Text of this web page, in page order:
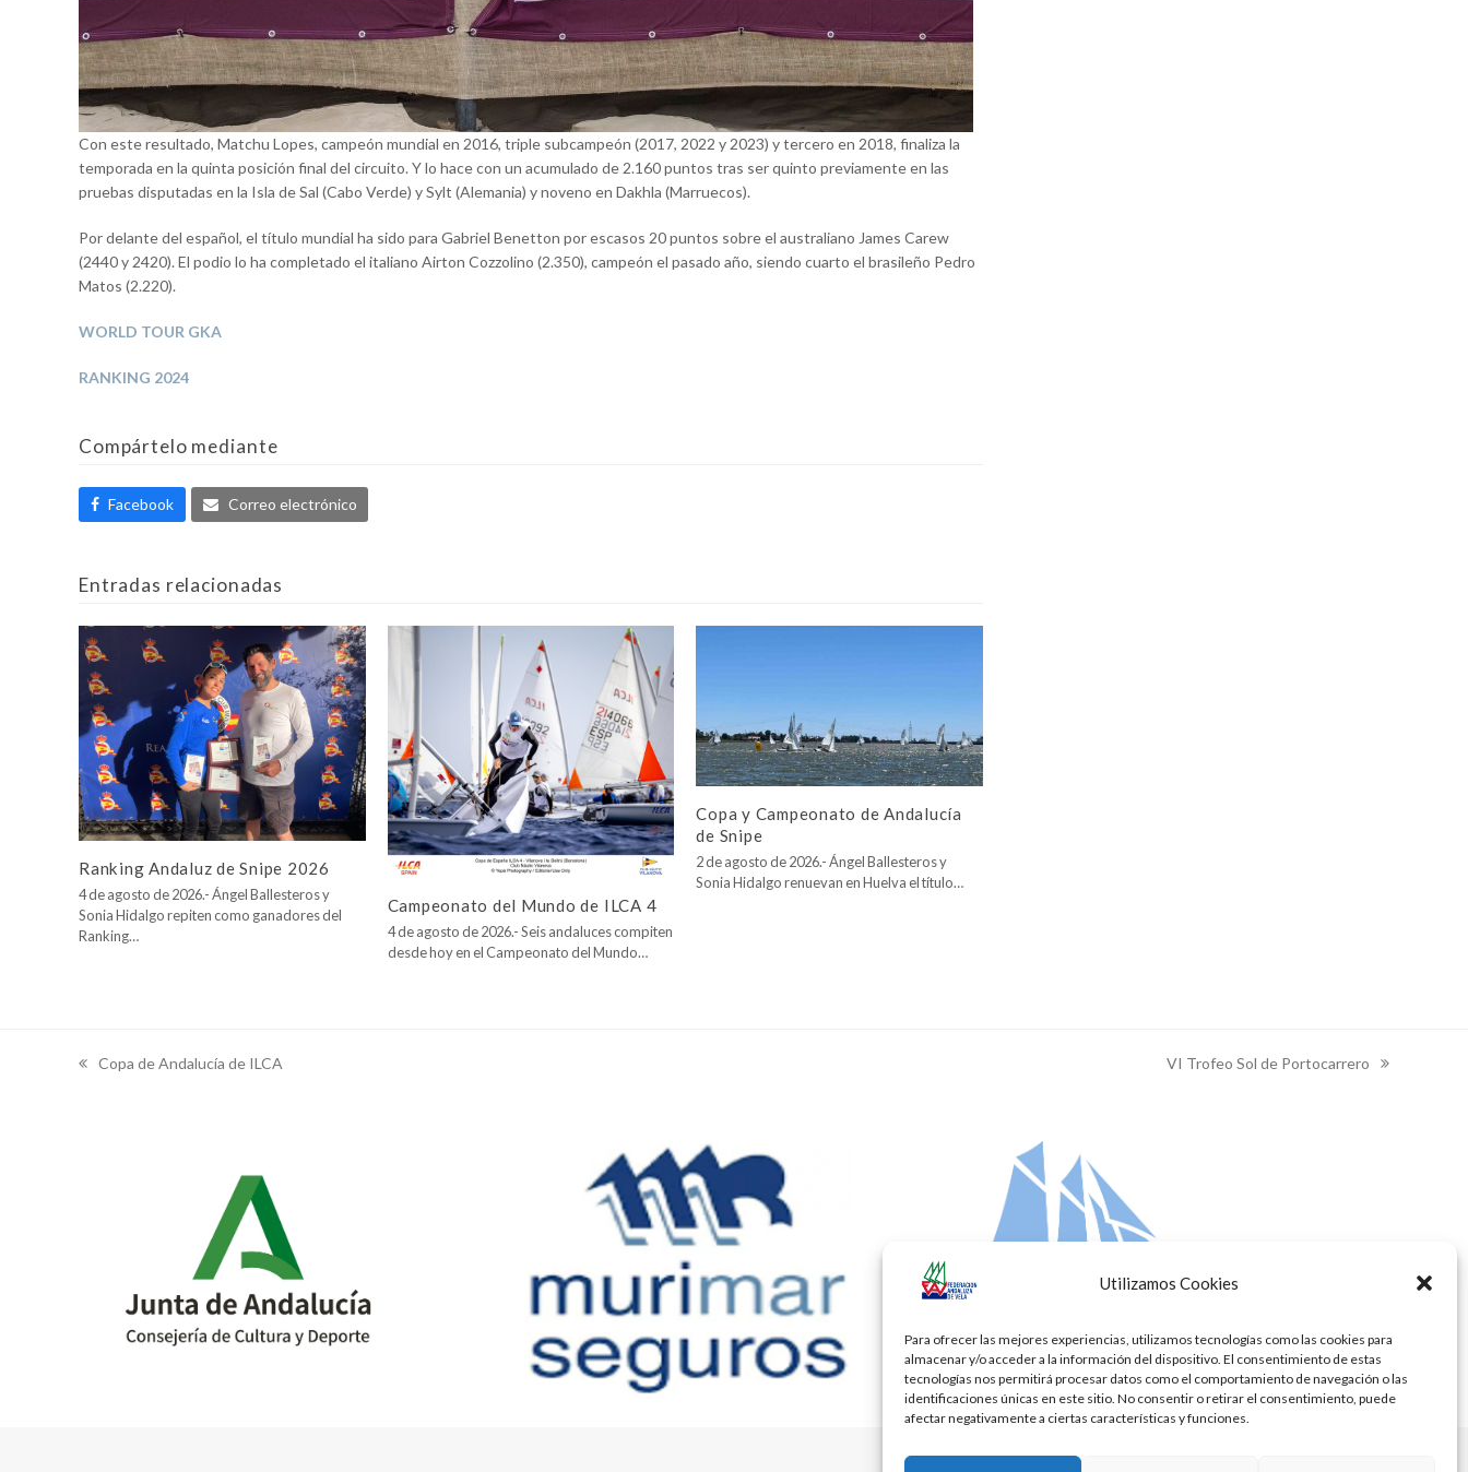
Utilizamos Cookies
Para ofrecer las mejores experiencias, utilizamos tecnologías como las cookies para
almacenar y/o acceder a la información del dispositivo. El consentimiento de estas
tecnologías nos permitirá procesar datos como el comportamiento de navegación o las
identificaciones únicas en este sitio. No consentir o retirar el consentimiento, puede
afectar negativamente a ciertas características y funciones.
Con este resultado, Matchu Lopes, campeón mundial en 2016, triple subcampeón (2017, 2022 y 2023) y tercero en 2018, finaliza la
temporada en la quinta posición final del circuito. Y lo hace con un acumulado de 2.160 puntos tras ser quinto previamente en las
pruebas disputadas en la Isla de Sal (Cabo Verde) y Sylt (Alemania) y noveno en Dakhla (Marruecos).
Por delante del español, el título mundial ha sido para Gabriel Benetton por escasos 20 puntos sobre el australiano James Carew
(2440 y 2420). El podio lo ha completado el italiano Airton Cozzolino (2.350), campeón el pasado año, siendo cuarto el brasileño Pedro
Matos (2.220).
WORLD TOUR GKA
RANKING 2024
Compártelo mediante
Facebook Correo electrónico
Entradas relacionadas
Ranking Andaluz de Snipe 2026
4 de agosto de 2026.- Ángel Ballesteros y
Sonia Hidalgo repiten como ganadores del
Ranking…
Campeonato del Mundo de ILCA 4
4 de agosto de 2026.- Seis andaluces compiten
desde hoy en el Campeonato del Mundo…
Copa y Campeonato de Andalucía
de Snipe
2 de agosto de 2026.- Ángel Ballesteros y
Sonia Hidalgo renuevan en Huelva el título…
previous
Copa de Andalucía de ILCA
next
VI Trofeo Sol de Portocarrero